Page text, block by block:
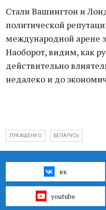
Стали Вашингтон и
политической
международной арене
Наоборот, видим, как
действительно
недалеко и до
ЛУКАШЕНКО БЕЛАРУСЬ
вк
youtube